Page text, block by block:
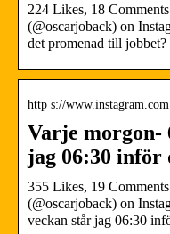
224 Likes, 18
(@oscarjoback) on
det promenad till jobbet?
http s://
Varje morgon-
jag 06:30 inför
355 Likes, 19
(@oscarjoback) on
veckan står jag 06:30